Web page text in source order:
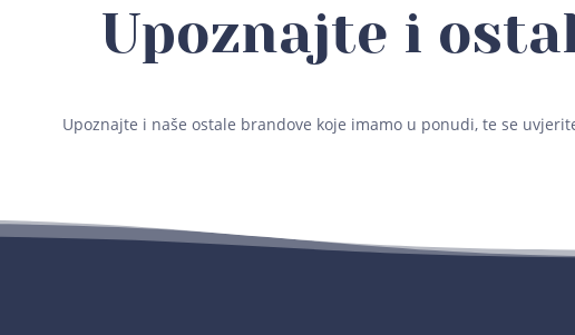
Upoznajte i
Upoznajte i naše ostale brandove koje imamo u ponudi, te se